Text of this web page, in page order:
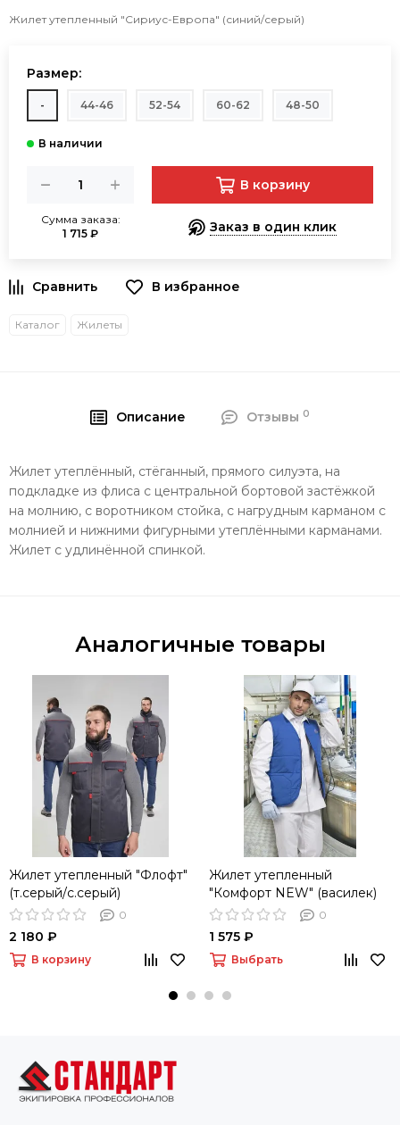
Жилет утепленный "Сириус-Европа" (синий/серый)
Размер:
- 44-46 52-54 60-62 48-50
Сумма заказа:
1 715 ₽
В корзину
Заказ в один клик
В избранное
Каталог Жилеты
Описание Отзывы 0
Жилет утеплённый, стёганный, прямого силуэта, на
подкладке из флиса с центральной бортовой застёжкой
на молнию, с воротником стойка, с нагрудным карманом с
молнией и нижними фигурными утеплёнными карманами.
Жилет с удлинённой спинкой.
Аналогичные товары
Жилет утепленный "Флофт"
(т.серый/с.серый)
0
2 180 ₽
В корзину
Жилет утепленный
"Комфорт NEW" (василек)
0
1 575 ₽
Выбрать